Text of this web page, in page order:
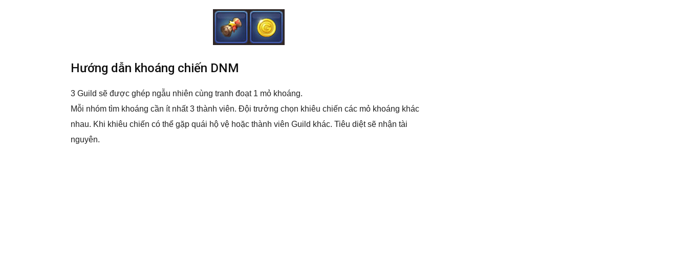
Hướng dẫn khoáng chiến DNM
3 Guild sẽ được ghép ngẫu nhiên cùng tranh đoạt 1 mỏ khoáng.
Mỗi nhóm tìm khoáng cần ít nhất 3 thành viên. Đội trưởng chọn khiêu chiến các mỏ khoáng khác
nhau. Khi khiêu chiến có thể gặp quái hộ vệ hoặc thành viên Guild khác. Tiêu diệt sẽ nhận tài
nguyên.